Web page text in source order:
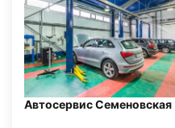
Автосервис Семеновская